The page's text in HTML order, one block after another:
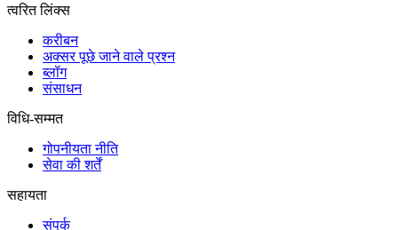
त्वरित लिंक्स
करीबन
अक्सर पूछे जाने वाले प्रश्न
ब्लॉग
संसाधन
विधि-सम्‍मत
गोपनीयता नीति
सेवा की शर्तें
सहायता
संपर्क